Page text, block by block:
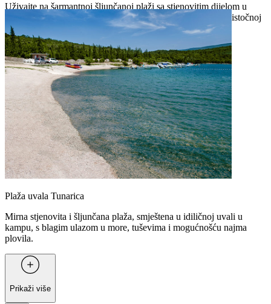
Uživajte na šarmantnoj šljunčanoj plaži sa stjenovitim dijelom u
kampu ili prošećite borovom šumom do plaže Prešlicina na istočnoj
obali poluotoka Ubas.
Plaža uvala Tunarica
Mirna stjenovita i šljunčana plaža, smještena u idiličnoj uvali u
kampu, s blagim ulazom u more, tuševima i mogućnošću najma
plovila.
Prikaži više